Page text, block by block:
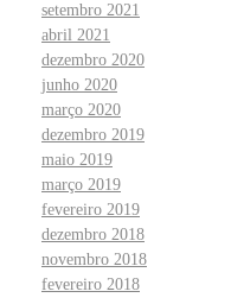
setembro 2021
abril 2021
dezembro 2020
junho 2020
março 2020
dezembro 2019
maio 2019
março 2019
fevereiro 2019
dezembro 2018
novembro 2018
fevereiro 2018